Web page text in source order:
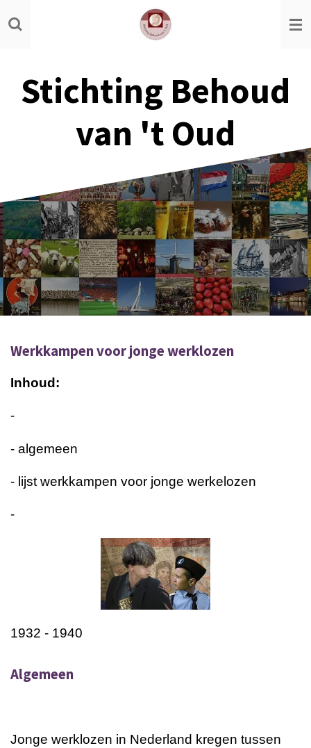
Ga
direct
hoofdinhoud
Stichting Behoud
van 't Oud
Werkkampen voor jonge werklozen
Inhoud:
-
- algemeen
- lijst werkkampen voor jonge werkelozen
-
1932 - 1940
Algemeen
Jonge werklozen in Nederland kregen tussen